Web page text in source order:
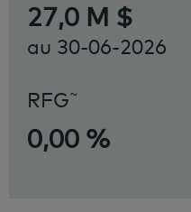
27,0 M $
au 30-06-2026
RFG~
0,00 %